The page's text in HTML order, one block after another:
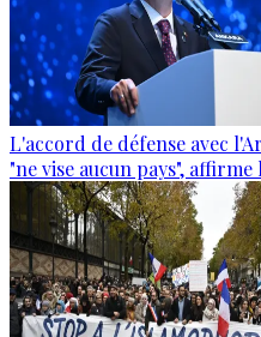
L'accord de défense avec
"ne vise aucun pays",